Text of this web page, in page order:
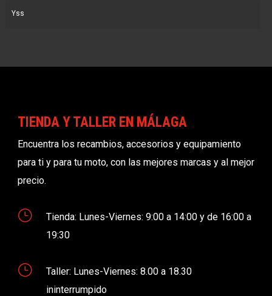
Yss
TIENDA Y TALLER EN MÁLAGA
Encuentra los recambios, accesorios y equipamiento
para ti y para tu moto, con las mejores marcas y al mejor
precio.
}
Tienda: Lunes-Viernes: 9:00 a 14:00 y de 16:00 a
19:30
}
Taller: Lunes-Viernes: 8.00 a 18.30
ininterrumpido